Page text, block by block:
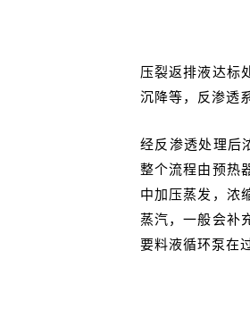
压裂返排液达标
沉降等，反渗透
经反渗透处理后
整个流程由预热
中加压蒸发，浓
蒸汽，一般会补
要料液循环泵在